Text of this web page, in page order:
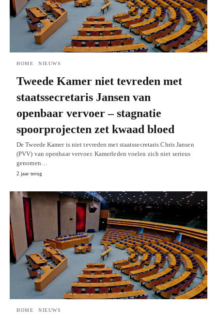
HOME NIEUWS
Tweede Kamer niet tevreden met
staatssecretaris Jansen van
openbaar vervoer – stagnatie
spoorprojecten zet kwaad bloed
De Tweede Kamer is niet tevreden met staatssecretaris Chris Jansen
(PVV) van openbaar vervoer. Kamerleden voelen zich niet serieus
genomen…
2 jaar terug
HOME NIEUWS